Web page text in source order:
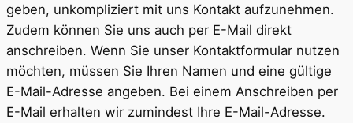
geben, unkompliziert mit uns Kontakt aufzunehmen.
Zudem können Sie uns auch per E-Mail direkt
anschreiben. Wenn Sie unser Kontaktformular nutzen
möchten, müssen Sie Ihren Namen und eine gültige
E-Mail-Adresse angeben. Bei einem Anschreiben per
E-Mail erhalten wir zumindest Ihre E-Mail-Adresse.